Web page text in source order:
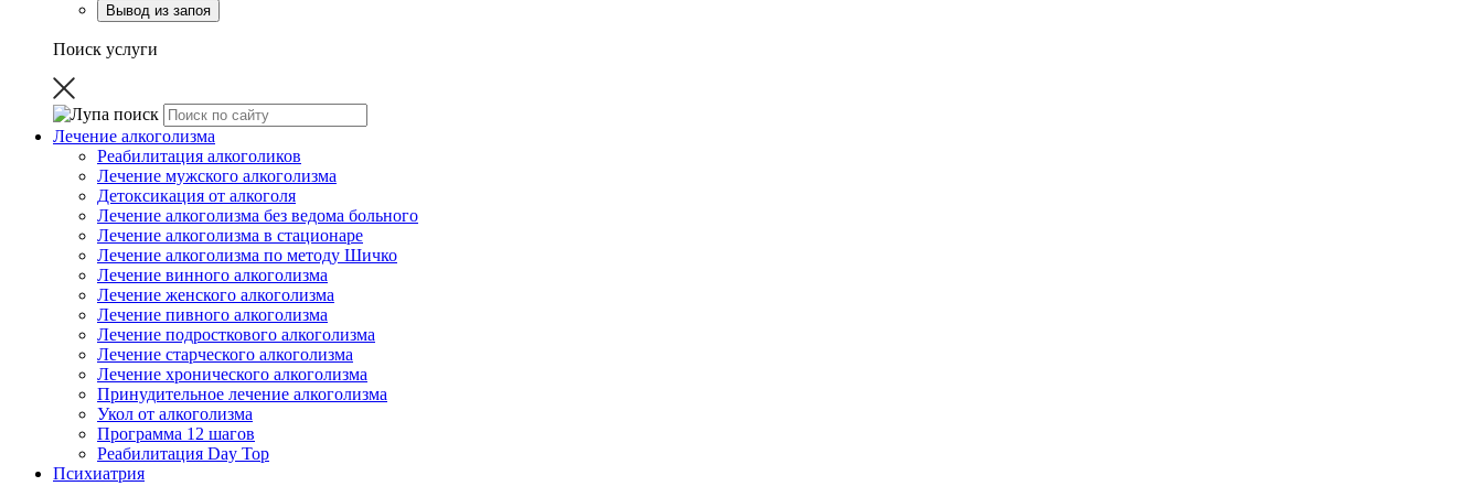
Вывод из запоя
Поиск услуги
Лечение алкоголизма
Реабилитация алкоголиков
Лечение мужского алкоголизма
Детоксикация от алкоголя
Лечение алкоголизма без ведома больного
Лечение алкоголизма в стационаре
Лечение алкоголизма по методу Шичко
Лечение винного алкоголизма
Лечение женского алкоголизма
Лечение пивного алкоголизма
Лечение подросткового алкоголизма
Лечение старческого алкоголизма
Лечение хронического алкоголизма
Принудительное лечение алкоголизма
Укол от алкоголизма
Программа 12 шагов
Реабилитация Day Top
Психиатрия